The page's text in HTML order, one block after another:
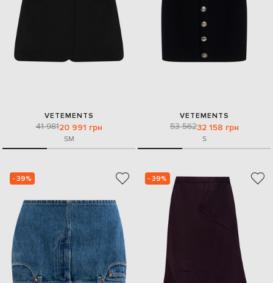
VETEMENTS
41 98120 991 грн
SM
VETEMENTS
53 56232 158 грн
S
- 39% - 39%